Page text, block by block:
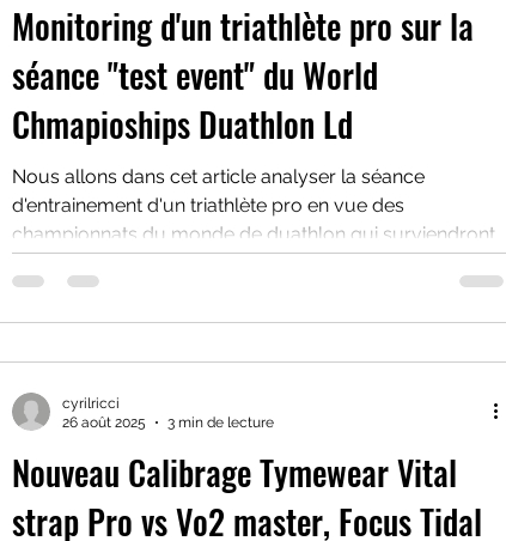
Monitoring d'un triathlète pro sur la
séance "test event" du World
Chmapioships Duathlon Ld
Nous allons dans cet article analyser la séance
d'entrainement d'un triathlète pro en vue des
championnats du monde de duathlon qui surviendront
Nouveau Calibrage Tymewear Vital
strap Pro vs Vo2 master, Focus Tidal
cyrilricci
26 août 2025
3 min de lecture